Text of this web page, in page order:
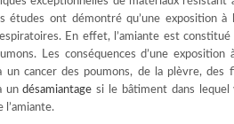
études ont démontré qu’une exposition à
En effet, l’amiante est
Les conséquences d’une exposition
un cancer des poumons, de la plèvre, des
undésamiantage si le bâtiment dans
l’amiante.